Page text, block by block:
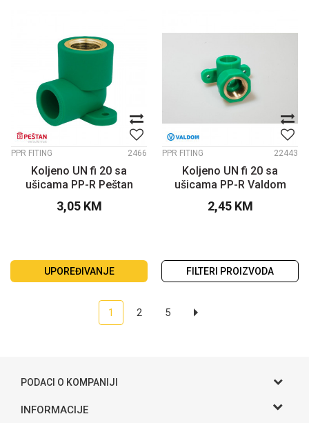
PPR FITING 2466
Koljeno UN fi 20 sa
ušicama PP-R Peštan
3,05 KM
PPR FITING 22443
Koljeno UN fi 20 sa
ušicama PP-R Valdom
2,45 KM
UPOREĐIVANJE FILTERI PROIZVODA
1 2 5
PODACI O KOMPANIJI
Gama S doo
INFORMACIJE